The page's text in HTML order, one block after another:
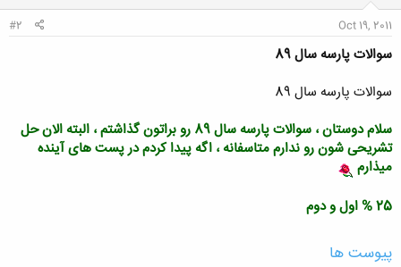
Oct 19, 2011
#2
سوالات پارسه سال 89
سوالات پارسه سال 89
سلام دوستان ، سوالات پارسه سال 89 رو براتون گذاشتم ، البته الان حل
تشریحی شون رو ندارم متاسفانه ، اگه پیدا کردم در پست های آینده
میذارم
25 % اول و دوم
پیوست ها